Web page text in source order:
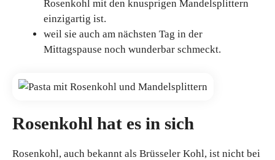
Rosenkohl mit den knusprigen Mandelsplittern
einzigartig ist.
weil sie auch am nächsten Tag in der
Mittagspause noch wunderbar schmeckt.
Rosenkohl hat es in sich
Rosenkohl, auch bekannt als Brüsseler Kohl, ist nicht bei